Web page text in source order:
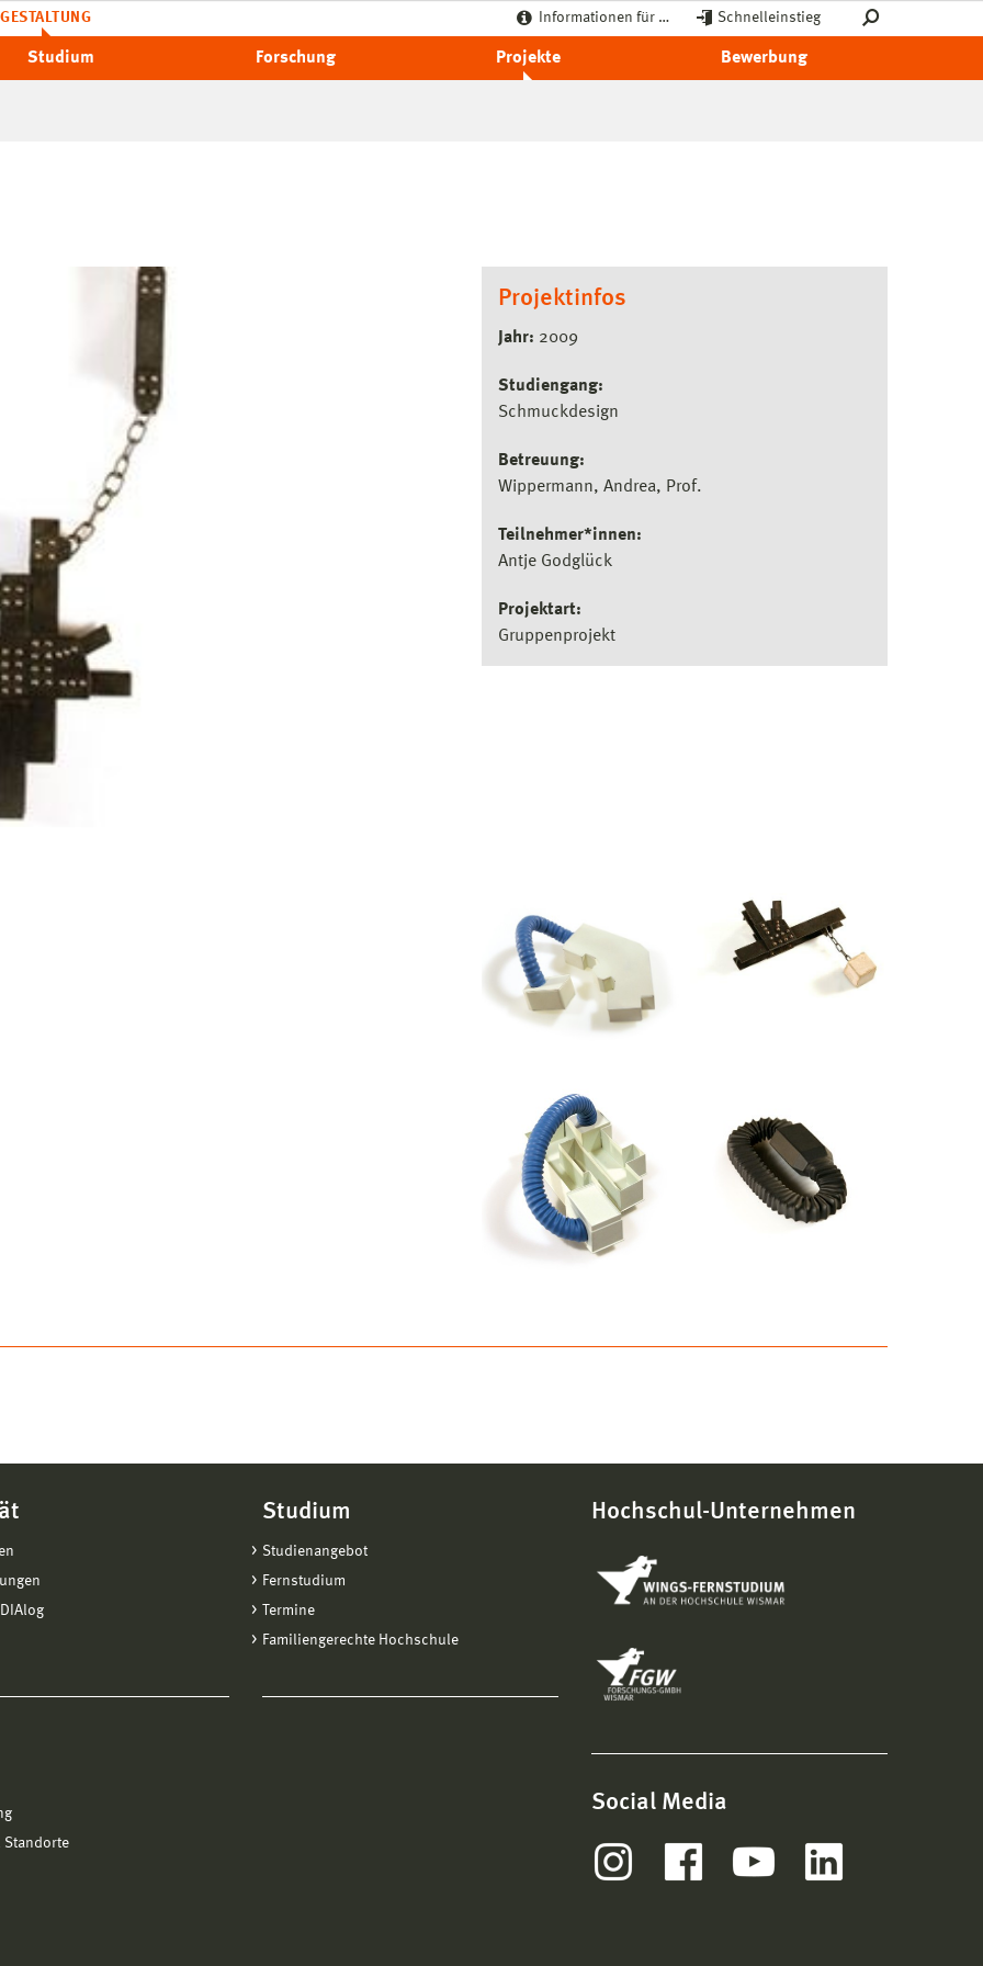
GESTALTUNG Informationen für … Schnelleinstieg
Studium Forschung Projekte Bewerbung
Projektinfos
Jahr: 2009
Studiengang:
Schmuckdesign
Betreuung:
Wippermann, Andrea, Prof.
Teilnehmer*innen:
Antje Godglück
Projektart:
Gruppenprojekt
Standorte
Studium
Studienangebot
Fernstudium
Termine
Familiengerechte Hochschule
Hochschul-Unternehmen
Social Media